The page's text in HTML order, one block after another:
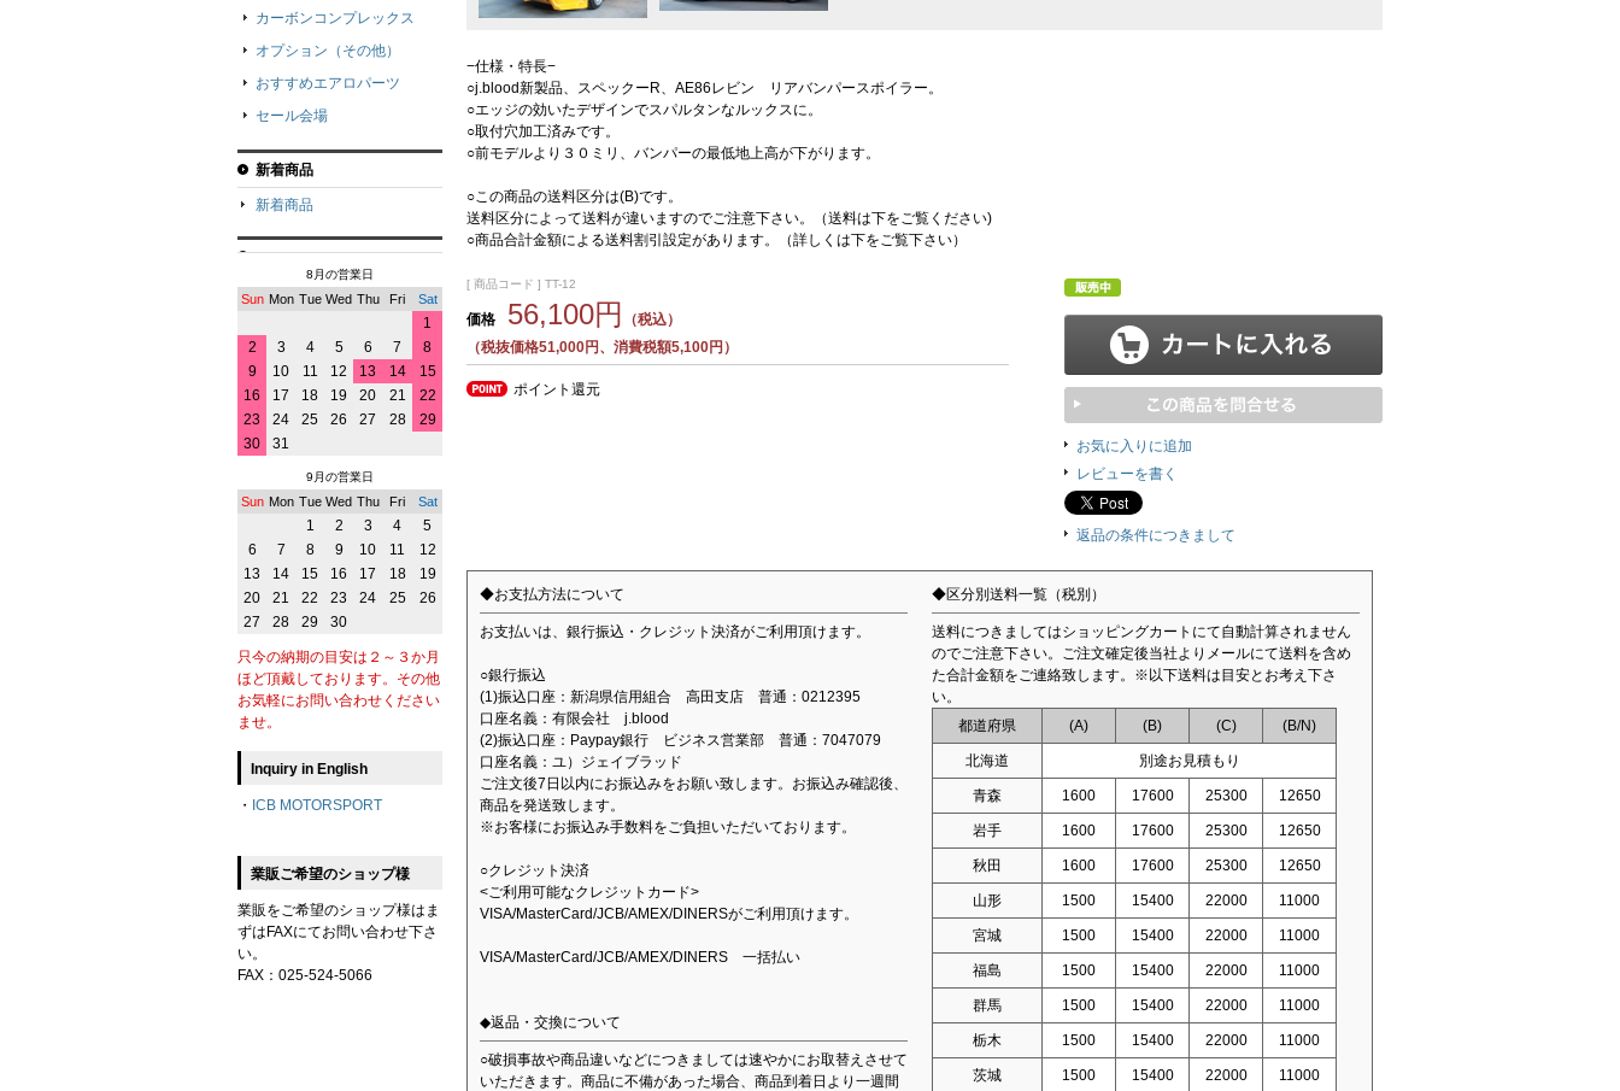
−仕様・特長−
○j.blood新製品、スペックーR、AE86レビン リアバンパースポイラー。
○エッジの効いたデザインでスパルタンなルックスに。
○取付穴加工済みです。
○前モデルより３０ミリ、バンパーの最低地上高が下がります。
○この商品の送料区分は(B)です。
送料区分によって送料が違いますのでご注意下さい。（送料は下をご覧ください)
○商品合計金額による送料割引設定があります。（詳しくは下をご覧下さい）
[ 商品コード ] TT-12
価格 56,100円
（税込）
（税抜価格51,000円、消費税額5,100円）
ポイント還元
お気に入りに追加
レビューを書く
返品の条件につきまして
◆お支払方法について
お支払いは、銀行振込・クレジット決済がご利用頂けます。
○銀行振込
(1)振込口座：新潟県信用組合 高田支店 普通：0212395
口座名義：有限会社 j.blood
(2)振込口座：Paypay銀行 ビジネス営業部 普通：7047079
口座名義：ユ）ジェイブラッド
ご注文後7日以内にお振込みをお願い致します。お振込み確認後、
商品を発送致します。
※お客様にお振込み手数料をご負担いただいております。
○クレジット決済
<ご利用可能なクレジットカード>
VISA/MasterCard/JCB/AMEX/DINERSがご利用頂けます。
VISA/MasterCard/JCB/AMEX/DINERS 一括払い
◆返品・交換について
○破損事故や商品違いなどにつきましては速やかにお取替えさせて
いただきます。商品に不備があった場合、商品到着日より一週間
◆区分別送料一覧（税別）
送料につきましてはショッピングカートにて自動計算されません
のでご注意下さい。ご注文確定後当社よりメールにて送料を含め
た合計金額をご連絡致します。※以下送料は目安とお考え下さ
い。
都道府県
(A) (B) (C) (B/N)
北海道 別途お見積もり
青森 1600 17600 25300 12650
岩手 1600 17600 25300 12650
秋田 1600 17600 25300 12650
山形 1500 15400 22000 11000
宮城 1500 15400 22000 11000
福島 1500 15400 22000 11000
群馬 1500 15400 22000 11000
栃木 1500 15400 22000 11000
茨城 1500 15400 22000 11000
カーボンコンプレックス
オプション（その他）
おすすめエアロパーツ
セール会場
新着商品
新着商品
8月の営業日
Sun Mon Tue Wed Thu Fri Sat
1
2
3 4 5 6 7
8
9
10 11 12 13 14
15
16
17 18 19 20 21
22
23
24 25 26 27 28
29
30
31
9月の営業日
Sun Mon Tue Wed Thu Fri Sat
1 2 3 4
5
6
7 8 9 10 11
12
13
14 15 16 17 18
19
20
21 22 23 24 25
26
27
28 29 30
只今の納期の目安は２～３か月
ほど頂戴しております。その他
お気軽にお問い合わせください
ませ。
Inquiry in English
・ ICB MOTORSPORT
業販ご希望のショップ様
業販をご希望のショップ様はま
ずはFAXにてお問い合わせ下さ
い。
FAX：025-524-5066